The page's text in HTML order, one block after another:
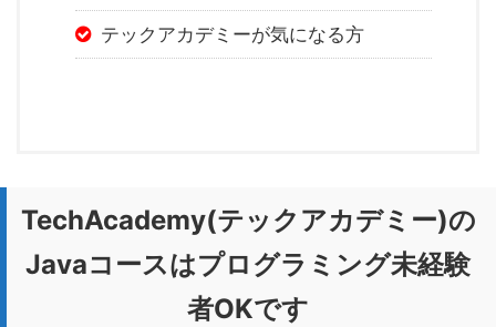
テックアカデミーが気になる方
TechAcademy(テックアカデミー)の
Javaコースはプログラミング未経験
者OKです